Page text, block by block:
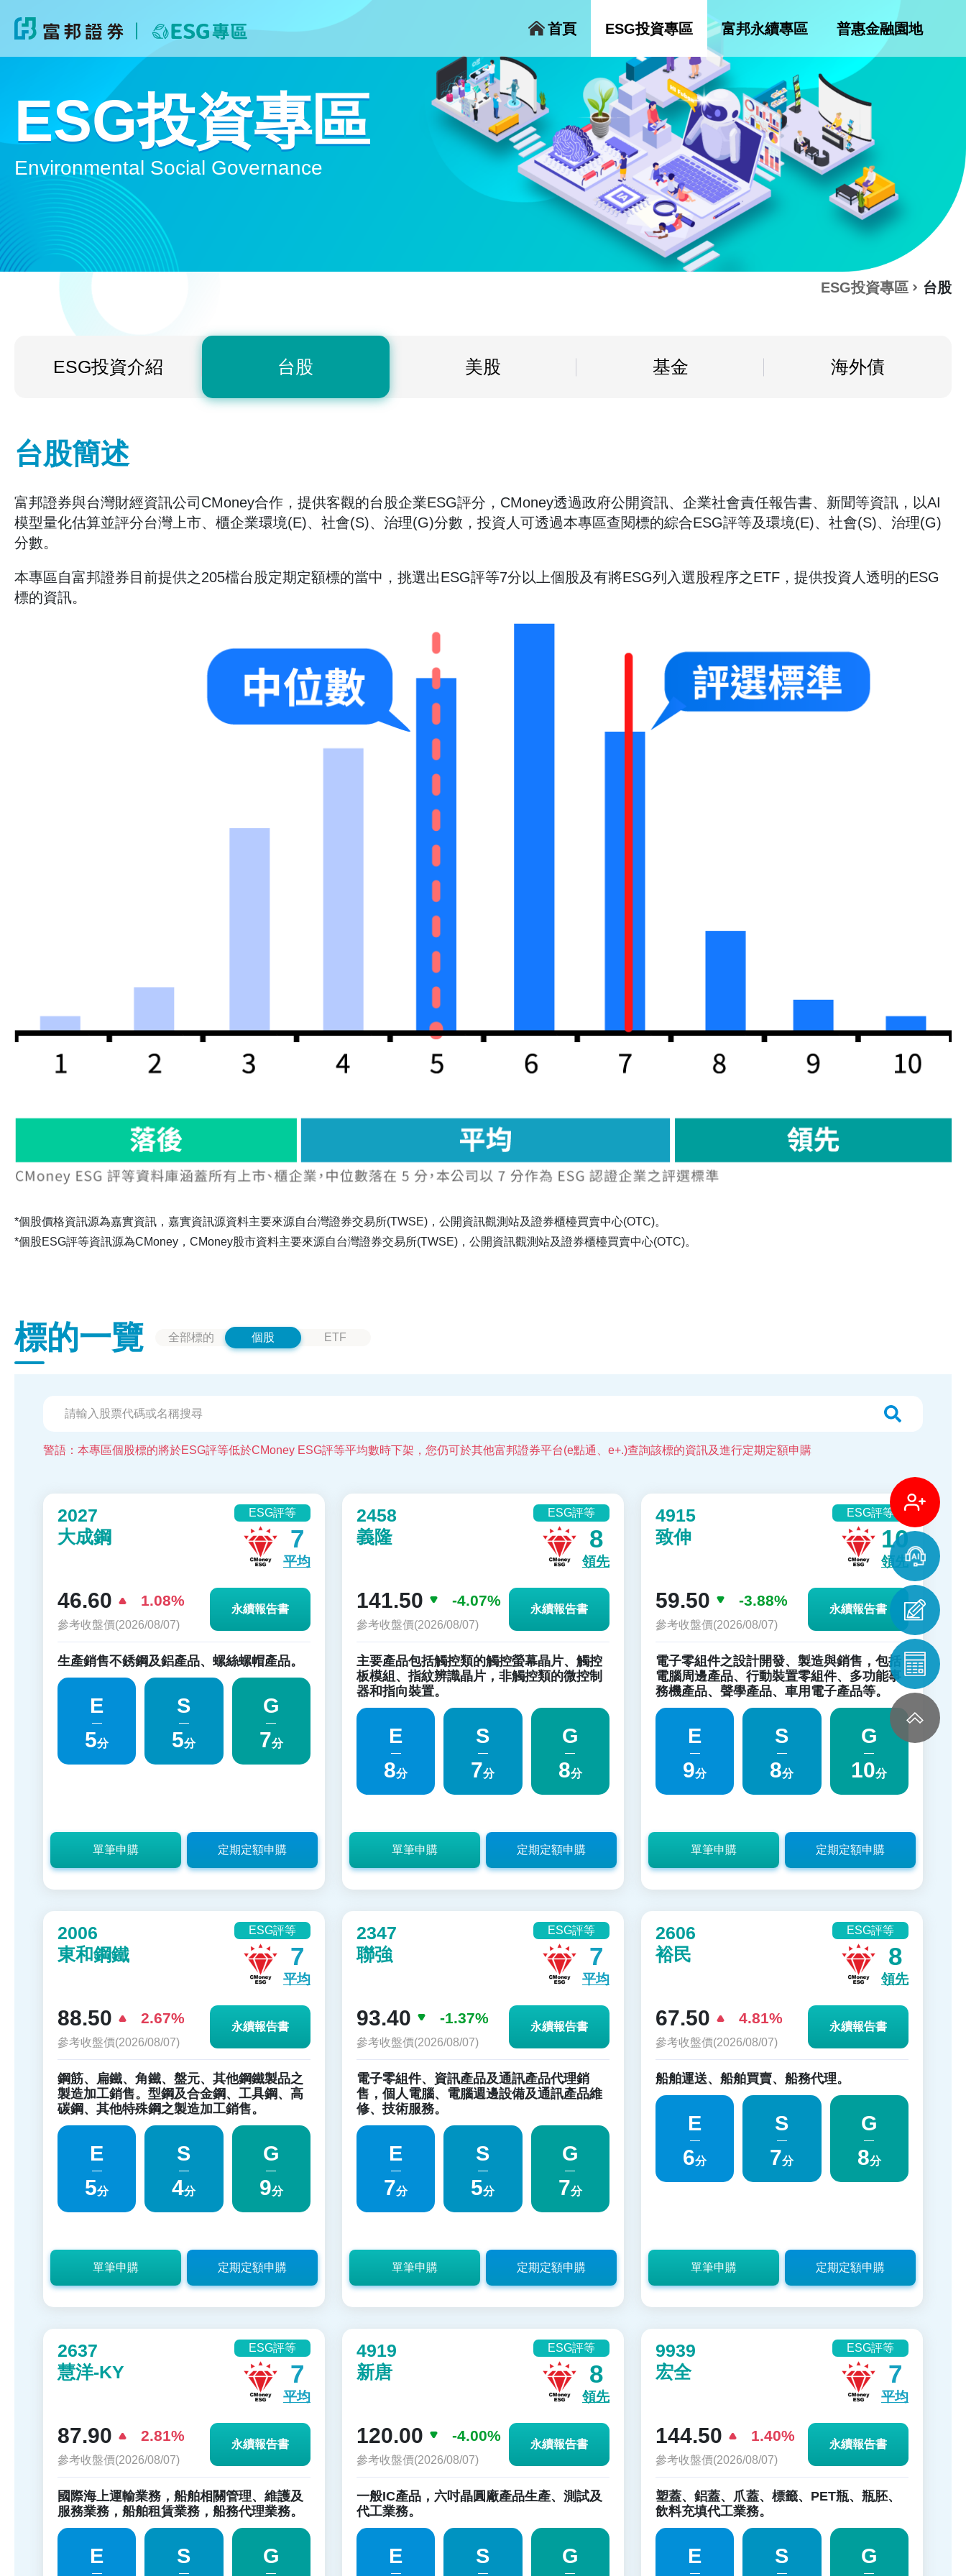
首頁 ESG投資專區 富邦永續專區 普惠金融園地
ESG投資專區
Environmental Social Governance
ESG投資專區 台股
ESG投資介紹 台股 美股 基金 海外債
台股簡述
富邦證券與台灣財經資訊公司CMoney合作，提供客觀的台股企業ESG評分，CMoney透過政府公開資訊、企業社會責任報告書、新聞等資訊，以AI
模型量化估算並評分台灣上市、櫃企業環境(E)、社會(S)、治理(G)分數，投資人可透過本專區查閱標的綜合ESG評等及環境(E)、社會(S)、治理(G)
分數。
本專區自富邦證券目前提供之205檔台股定期定額標的當中，挑選出ESG評等7分以上個股及有將ESG列入選股程序之ETF，提供投資人透明的ESG
標的資訊。
*個股價格資訊源為嘉實資訊，嘉實資訊源資料主要來源自台灣證券交易所(TWSE)，公開資訊觀測站及證券櫃檯買賣中心(OTC)。
*個股ESG評等資訊源為CMoney，CMoney股市資料主要來源自台灣證券交易所(TWSE)，公開資訊觀測站及證券櫃檯買賣中心(OTC)。
標的一覽 全部標的 個股 ETF
警語：本專區個股標的將於ESG評等低於CMoney ESG評等平均數時下架，您仍可於其他富邦證券平台(e點通、e+.)查詢該標的資訊及進行定期定額申購
2027
大成鋼
ESG評等
7
平均
46.60 1.08%
參考收盤價(2026/08/07)
永續報告書
生產銷售不銹鋼及鋁產品、螺絲螺帽產品。
E
5分
S
5分
G
7分
單筆申購 定期定額申購
2458
義隆
ESG評等
8
領先
141.50 -4.07%
參考收盤價(2026/08/07)
永續報告書
主要產品包括觸控類的觸控螢幕晶片、觸控
板模組、指紋辨識晶片，非觸控類的微控制
器和指向裝置。
E
8分
S
7分
G
8分
單筆申購 定期定額申購
4915
致伸
ESG評等
10
領先
59.50 -3.88%
參考收盤價(2026/08/07)
永續報告書
電子零組件之設計開發、製造與銷售，包括
電腦周邊產品、行動裝置零組件、多功能事
務機產品、聲學產品、車用電子產品等。
E
9分
S
8分
G
10分
單筆申購 定期定額申購
2006
東和鋼鐵
ESG評等
7
平均
88.50 2.67%
參考收盤價(2026/08/07)
永續報告書
鋼筋、扁鐵、角鐵、盤元、其他鋼鐵製品之
製造加工銷售。型鋼及合金鋼、工具鋼、高
碳鋼、其他特殊鋼之製造加工銷售。
E
5分
S
4分
G
9分
單筆申購 定期定額申購
2347
聯強
ESG評等
7
平均
93.40 -1.37%
參考收盤價(2026/08/07)
永續報告書
電子零組件、資訊產品及通訊產品代理銷
售，個人電腦、電腦週邊設備及通訊產品維
修、技術服務。
E
7分
S
5分
G
7分
單筆申購 定期定額申購
2606
裕民
ESG評等
8
領先
67.50 4.81%
參考收盤價(2026/08/07)
永續報告書
船舶運送、船舶買賣、船務代理。
E
6分
S
7分
G
8分
單筆申購 定期定額申購
2637
慧洋-KY
ESG評等
7
平均
87.90 2.81%
參考收盤價(2026/08/07)
永續報告書
國際海上運輸業務，船舶相關管理、維護及
服務業務，船舶租賃業務，船務代理業務。
E S G
4919
新唐
ESG評等
8
領先
120.00 -4.00%
參考收盤價(2026/08/07)
永續報告書
一般IC產品，六吋晶圓廠產品生產、測試及
代工業務。
E S G
9939
宏全
ESG評等
7
平均
144.50 1.40%
參考收盤價(2026/08/07)
永續報告書
塑蓋、鋁蓋、爪蓋、標籤、PET瓶、瓶胚、
飲料充填代工業務。
E S G